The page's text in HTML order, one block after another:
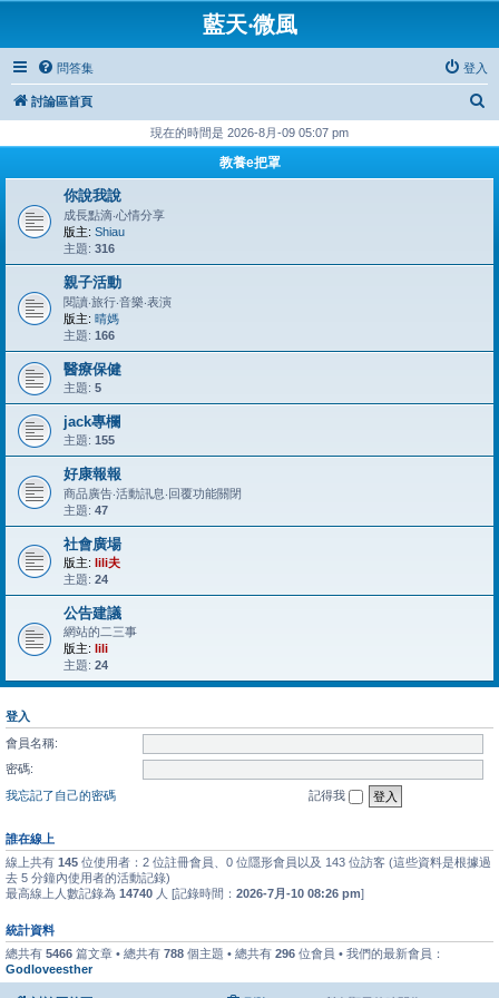
藍天‧微風
問答集 登入
討論區首頁
現在的時間是 2026-8月-09 05:07 pm
教養e把罩
你說我說
成長點滴‧心情分享
版主: Shiau
主題: 316
親子活動
閱讀‧旅行‧音樂‧表演
版主: 晴媽
主題: 166
醫療保健
主題: 5
jack專欄
主題: 155
好康報報
商品廣告‧活動訊息‧回覆功能關閉
主題: 47
社會廣場
版主: lili夫
主題: 24
公告建議
網站的二三事
版主: lili
主題: 24
登入
會員名稱:
密碼:
我忘記了自己的密碼
記得我
誰在線上
線上共有 145 位使用者：2 位註冊會員、0 位隱形會員以及 143 位訪客 (這些資料是根據過
去 5 分鐘內使用者的活動記錄)
最高線上人數記錄為 14740 人 [記錄時間： 2026-7月-10 08:26 pm]
統計資料
總共有 5466 篇文章 • 總共有 788 個主題 • 總共有 296 位會員 • 我們的最新會員：
Godloveesther